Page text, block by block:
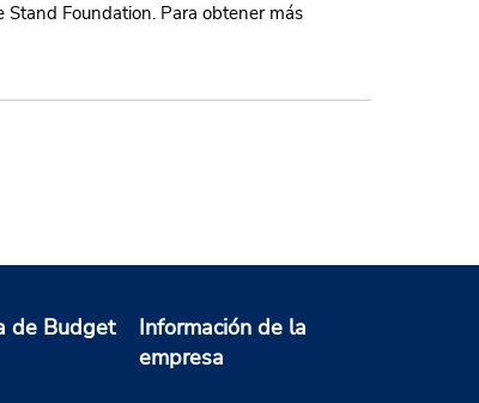
Foundation. Para obtener más
de Budget
Información de la
empresa